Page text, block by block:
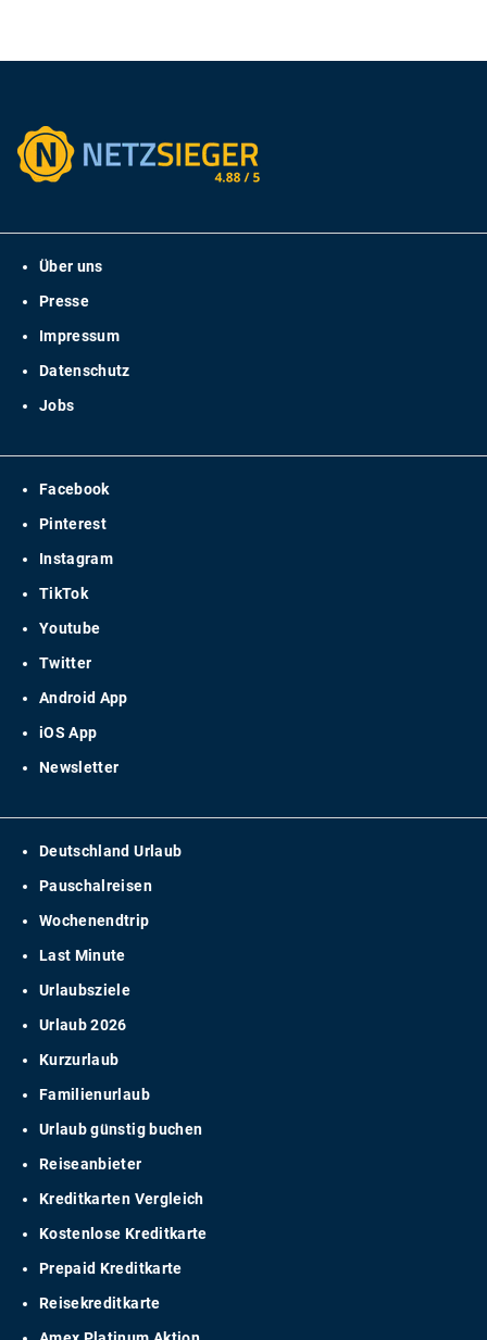
Über uns
Presse
Impressum
Datenschutz
Jobs
Facebook
Pinterest
Instagram
TikTok
Youtube
Twitter
Android App
iOS App
Newsletter
Deutschland Urlaub
Pauschalreisen
Wochenendtrip
Last Minute
Urlaubsziele
Urlaub 2026
Kurzurlaub
Familienurlaub
Urlaub günstig buchen
Reiseanbieter
Kreditkarten Vergleich
Kostenlose Kreditkarte
Prepaid Kreditkarte
Reisekreditkarte